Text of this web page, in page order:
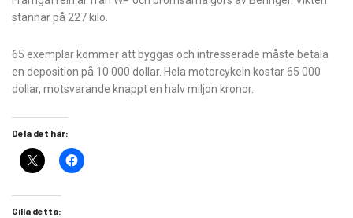
stannar på 227 kilo.
65 exemplar kommer att byggas och intresserade måste betala
en deposition på 10 000 dollar. Hela motorcykeln kostar 65 000
dollar, motsvarande knappt en halv miljon kronor.
Dela det här:
Gilla detta: